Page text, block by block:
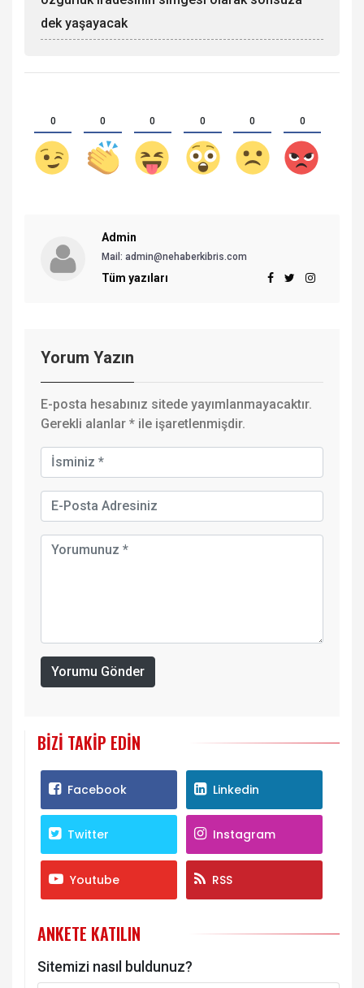
dek yaşayacak
0 0 0 0 0 0
Admin
Mail: admin@nehaberkibris.com
Tüm yazıları
Yorum Yazın
E-posta hesabınız sitede yayımlanmayacaktır.
Gerekli alanlar * ile işaretlenmişdir.
Yorumu Gönder
BIZI TAKIP EDIN
Facebook Linkedin
Twitter Instagram
Youtube RSS
ANKETE KATILIN
Sitemizi nasıl buldunuz?